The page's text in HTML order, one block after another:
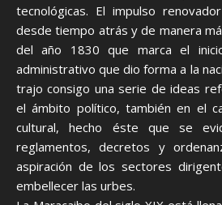
tecnológicas. El impulso
desde tiempo atrás y de manera
del año 1830 que marca el
administrativo que dio forma a la
trajo consigo una serie de ideas
el ámbito político, también en el
cultural, hecho éste que se
reglamentos, decretos y
aspiración de los sectores
embellecer las urbes.